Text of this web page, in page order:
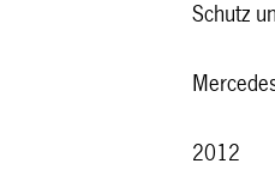
Schutz
2012